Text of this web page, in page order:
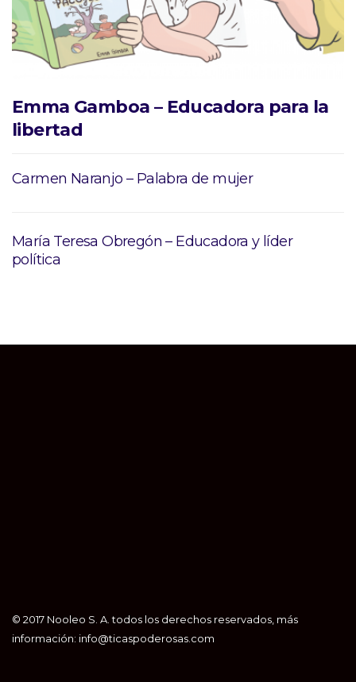
Emma Gamboa – Educadora para la
libertad
Carmen Naranjo – Palabra de mujer
María Teresa Obregón – Educadora y líder
política
© 2017 Nooleo S. A. todos los derechos reservados, más
información: info@ticaspoderosas.com